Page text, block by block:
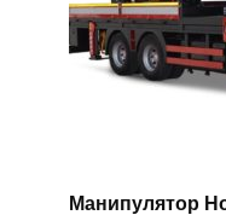
Манипулятор